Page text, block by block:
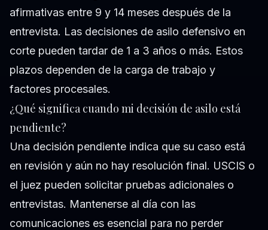
afirmativas entre 9 y 14 meses después de la
entrevista. Las decisiones de asilo defensivo en
corte pueden tardar de 1 a 3 años o más. Estos
plazos dependen de la carga de trabajo y
factores procesales.
¿Qué significa cuando mi decisión de asilo está
pendiente?
Una decisión pendiente indica que su caso está
en revisión y aún no hay resolución final. USCIS o
el juez pueden solicitar pruebas adicionales o
entrevistas. Mantenerse al día con las
comunicaciones es esencial para no perder